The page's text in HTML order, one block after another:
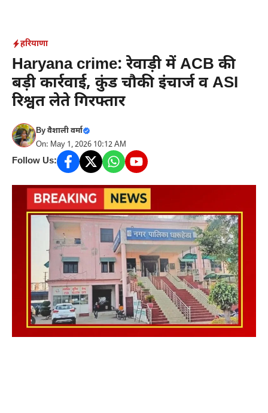
content
हरियाणा
Haryana crime: रेवाड़ी में ACB की
बड़ी कार्रवाई, कुंड चौकी इंचार्ज व ASI
रिश्वत लेते गिरफ्तार
Byवैशाली वर्मा
On: May 1, 2026 10:12 AM
Follow Us: